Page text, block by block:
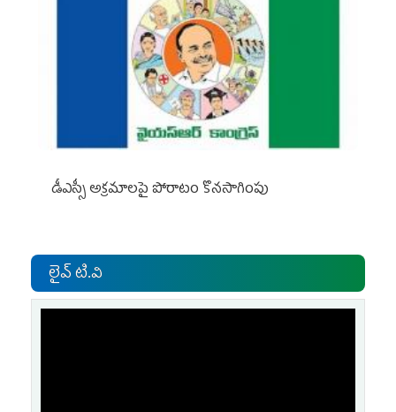
డీఎస్సీ అక్రమాలపై పోరాటం కొనసాగింపు
లైవ్ టి.వి